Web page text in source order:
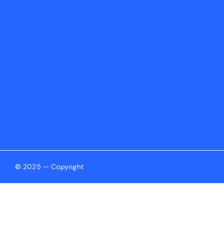
© 2025 — Copyright